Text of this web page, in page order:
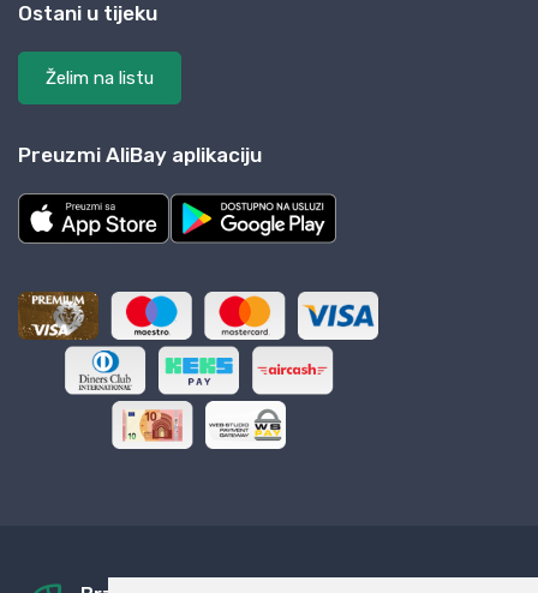
Ostani u tijeku
Želim na listu
Preuzmi AliBay aplikaciju